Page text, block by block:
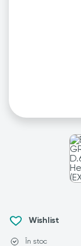
Wishlist
În stoc